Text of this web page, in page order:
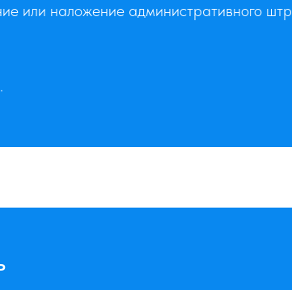
или наложение административного